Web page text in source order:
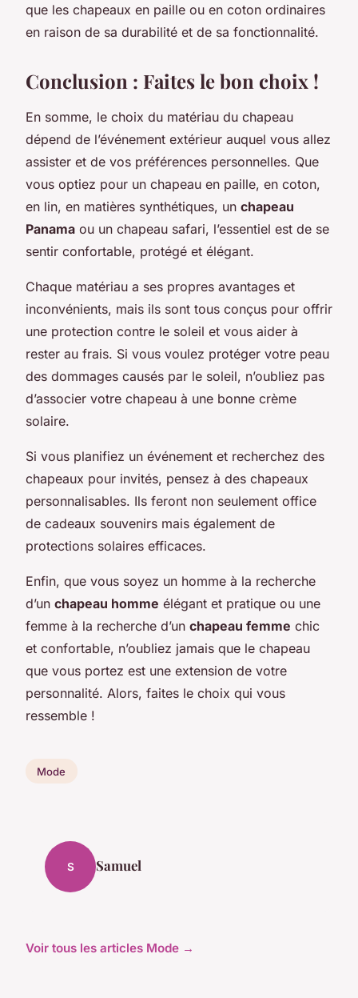
que les chapeaux en paille ou en coton ordinaires
en raison de sa durabilité et de sa fonctionnalité.
Conclusion : Faites le bon choix !
En somme, le choix du matériau du chapeau
dépend de l’événement extérieur auquel vous allez
assister et de vos préférences personnelles. Que
vous optiez pour un chapeau en paille, en coton,
en lin, en matières synthétiques, un chapeau
Panama ou un chapeau safari, l’essentiel est de se
sentir confortable, protégé et élégant.
Chaque matériau a ses propres avantages et
inconvénients, mais ils sont tous conçus pour offrir
une protection contre le soleil et vous aider à
rester au frais. Si vous voulez protéger votre peau
des dommages causés par le soleil, n’oubliez pas
d’associer votre chapeau à une bonne crème
solaire.
Si vous planifiez un événement et recherchez des
chapeaux pour invités, pensez à des chapeaux
personnalisables. Ils feront non seulement office
de cadeaux souvenirs mais également de
protections solaires efficaces.
Enfin, que vous soyez un homme à la recherche
d’un chapeau homme élégant et pratique ou une
femme à la recherche d’un chapeau femme chic
et confortable, n’oubliez jamais que le chapeau
que vous portez est une extension de votre
personnalité. Alors, faites le choix qui vous
ressemble !
Mode
S Samuel
Voir tous les articles Mode →